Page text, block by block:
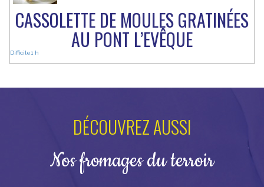
CASSOLETTE DE MOULES GRATINÉES
AU PONT L’EVÊQUE
Difficile1 h
DÉCOUVREZ AUSSI
Nos fromages du terroir